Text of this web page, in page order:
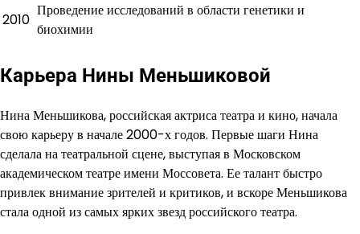
2010
Проведение исследований в области генетики и
биохимии
Карьера Нины Меньшиковой
Нина Меньшикова, российская актриса театра и кино, начала
свою карьеру в начале 2000-х годов. Первые шаги Нина
сделала на театральной сцене, выступая в Московском
академическом театре имени Моссовета. Ее талант быстро
привлек внимание зрителей и критиков, и вскоре Меньшикова
стала одной из самых ярких звезд российского театра.